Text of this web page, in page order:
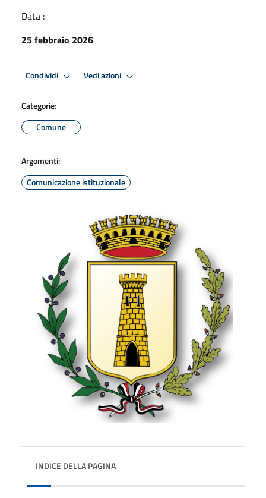
Data :
25 febbraio 2026
Condividi Vedi azioni
Categorie:
Comune
Argomenti:
Comunicazione istituzionale
INDICE DELLA PAGINA